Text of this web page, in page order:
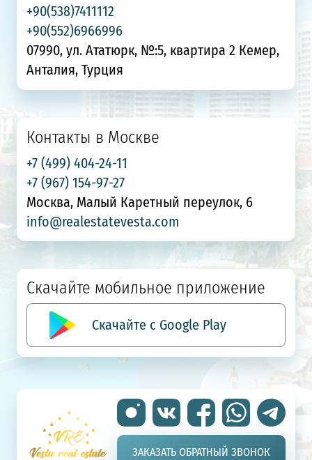
ЗАКАЗАТЬ ОБРАТНЫЙ ЗВОНОК
+90(538)7411112
+90(552)6966996
07990, ул. Ататюрк, №:5, квартира 2 Кемер,
Анталия, Турция
Контакты в Москве
+7 (499) 404-24-11
+7 (967) 154-97-27
Москва, Малый Каретный переулок, 6
info@realestatevesta.com
Скачайте мобильное приложение
Скачайте с Google Play